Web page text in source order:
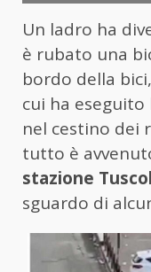
Un ladro ha
è rubato una
bordo della
cui ha eseguito
nel cestino dei
tutto è
stazione
sguardo di